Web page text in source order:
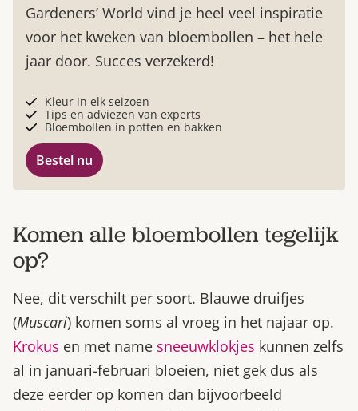
Gardeners’ World vind je heel veel inspiratie
voor het kweken van bloembollen – het hele
jaar door. Succes verzekerd!
Kleur in elk seizoen
Tips en adviezen van experts
Bloembollen in potten en bakken
Bestel nu
Komen alle bloembollen tegelijk
op?
Nee, dit verschilt per soort. Blauwe druifjes
(Muscari) komen soms al vroeg in het najaar op.
Krokus en met name sneeuwklokjes kunnen zelfs
al in januari-februari bloeien, niet gek dus als
deze eerder op komen dan bijvoorbeeld